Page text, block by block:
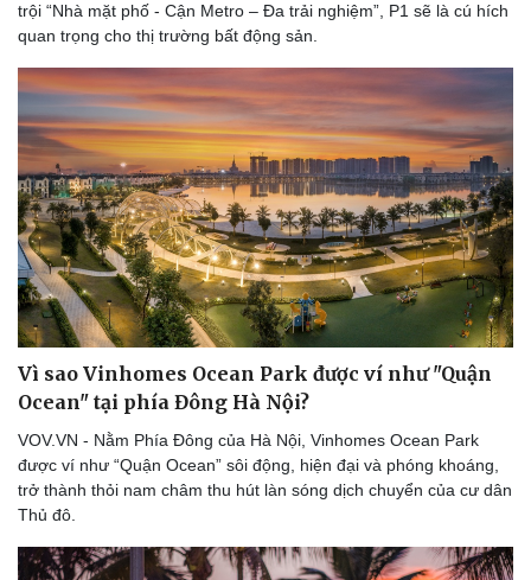
trội “Nhà mặt phố - Cận Metro – Đa trải nghiệm”, P1 sẽ là cú hích
quan trọng cho thị trường bất động sản.
Vì sao Vinhomes Ocean Park được ví như "Quận
Ocean" tại phía Đông Hà Nội?
VOV.VN - Nằm Phía Đông của Hà Nội, Vinhomes Ocean Park
được ví như “Quận Ocean” sôi động, hiện đại và phóng khoáng,
trở thành thỏi nam châm thu hút làn sóng dịch chuyển của cư dân
Thủ đô.